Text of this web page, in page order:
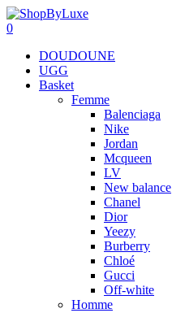
0
DOUDOUNE
UGG
Basket
Femme
Balenciaga
Nike
Jordan
Mcqueen
LV
New balance
Chanel
Dior
Yeezy
Burberry
Chloé
Gucci
Off-white
Homme